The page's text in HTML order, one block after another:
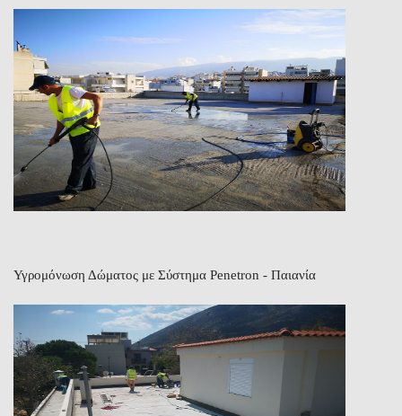
Υγρομόνωση Δώματος με Σύστημα Penetron - Παιανία